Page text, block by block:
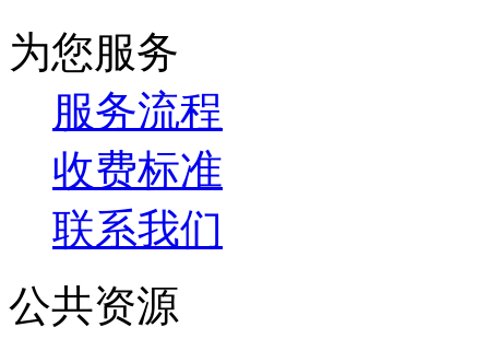
为您服务
服务流程
收费标准
联系我们
公共资源